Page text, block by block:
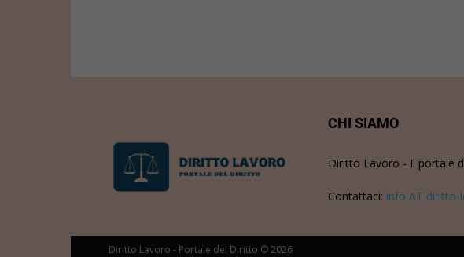
CHI SIAMO
Diritto Lavoro - Il portale
Contattaci: info AT diritto-
Diritto Lavoro - Portale del Diritto © 2026